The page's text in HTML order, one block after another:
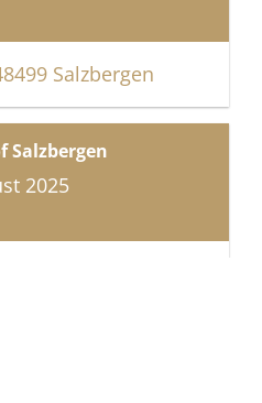
Salzbergen
Salzbergen
2025